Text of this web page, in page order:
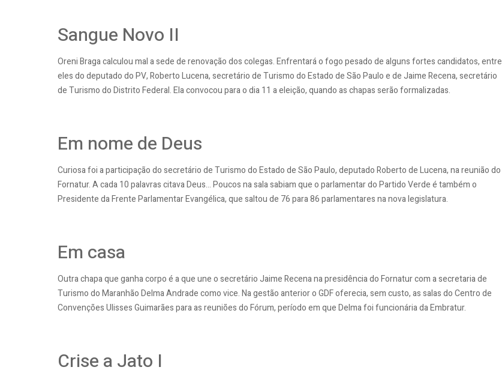
Sangue Novo II
Oreni Braga calculou mal a sede de renovação dos colegas. Enfrentará o fogo pesado de alguns fortes candidatos, entre
eles do deputado do PV, Roberto Lucena, secretário de Turismo do Estado de São Paulo e de Jaime Recena, secretário
de Turismo do Distrito Federal. Ela convocou para o dia 11 a eleição, quando as chapas serão formalizadas.
Em nome de Deus
Curiosa foi a participação do secretário de Turismo do Estado de São Paulo, deputado Roberto de Lucena, na reunião do
Fornatur. A cada 10 palavras citava Deus... Poucos na sala sabiam que o parlamentar do Partido Verde é também o
Presidente da Frente Parlamentar Evangélica, que saltou de 76 para 86 parlamentares na nova legislatura.
Em casa
Outra chapa que ganha corpo é a que une o secretário Jaime Recena na presidência do Fornatur com a secretaria de
Turismo do Maranhão Delma Andrade como vice. Na gestão anterior o GDF oferecia, sem custo, as salas do Centro de
Convenções Ulisses Guimarães para as reuniões do Fórum, período em que Delma foi funcionária da Embratur.
Crise a Jato I